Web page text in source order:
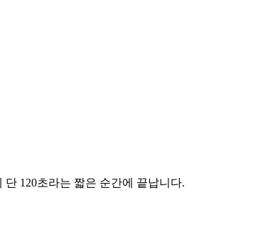
120초라는 짧은 순간에 끝납니다.